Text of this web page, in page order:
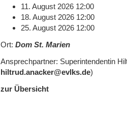
11. August 2026 12:00
18. August 2026 12:00
25. August 2026 12:00
Ort: Dom St. Marien
Ansprechpartner: Superintendentin
hiltrud.anacker@evlks.de)
zur Übersicht